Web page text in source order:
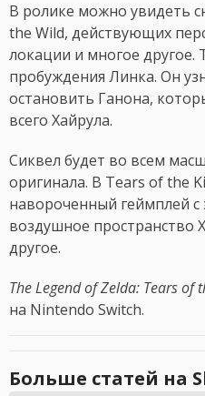
В ролике можно увидеть
the Wild, действующих
локации и многое другое.
пробуждения Линка. Он
остановить Ганона,
всего Хайрула.
Сиквел будет во всем
оригинала. В Tears of the
навороченный геймплей
воздушное пространство
другое.
The Legend of Zelda: Tears of
на Nintendo Switch.
Больше статей на